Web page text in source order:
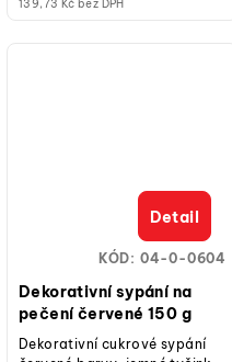
139,73 Kč bez DPH
Dekorativní sypání na
pečení červené 150 g
Detail
Dekorativní cukrové sypání
KÓD: 04-0-0604